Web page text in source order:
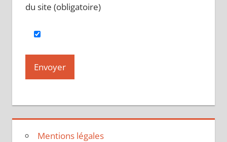
du site (obligatoire)
Mentions légales